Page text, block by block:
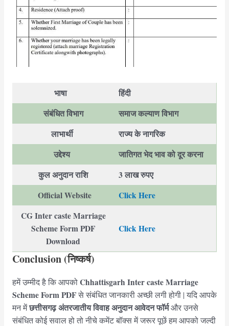
भाषा
हिंदी
संबंधित विभाग
समाज कल्याण विभाग
लाभार्थी
राज्य के नागरिक
उद्देश्य
जातिगत भेद भाव को दूर करना
कुल अनुदान राशि
3 लाख रुपए
Official Website
Click Here
CG Inter caste Marriage
Scheme Form PDF
Download
Click Here
Conclusion (निष्कर्ष)
हमें उम्मीद है कि आपको Chhattisgarh Inter caste Marriage
Scheme Form PDF से संबंधित जानकारी अच्छी लगी होगी | यदि आपके
मन मेंछत्तीसगढ़ अंतरजातीय विवाह अनुदान आवेदन फॉर्मऔर उनसे
संबंधित कोई सवाल हो तो नीचे कमेंट बॉक्स में जरूर पूछें हम आपको जल्दी